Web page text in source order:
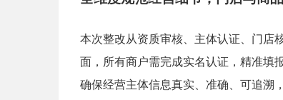
本次整改从资质审核、主体认证、门店
面，所有商户需完成实名认证，精准填
确保经营主体信息真实、准确、可追溯